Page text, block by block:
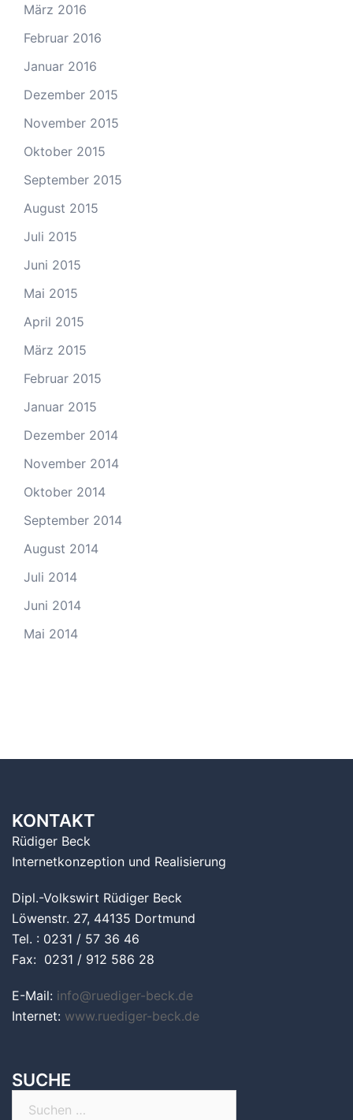
März 2016
Februar 2016
Januar 2016
Dezember 2015
November 2015
Oktober 2015
September 2015
August 2015
Juli 2015
Juni 2015
Mai 2015
April 2015
März 2015
Februar 2015
Januar 2015
Dezember 2014
November 2014
Oktober 2014
September 2014
August 2014
Juli 2014
Juni 2014
Mai 2014
KONTAKT
Rüdiger Beck
Internetkonzeption und Realisierung
Dipl.-Volkswirt Rüdiger Beck
Löwenstr. 27, 44135 Dortmund
Tel. : 0231 / 57 36 46
Fax: 0231 / 912 586 28
E-Mail: info@ruediger-beck.de
Internet: www.ruediger-beck.de
SUCHE